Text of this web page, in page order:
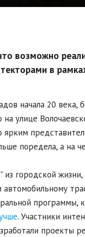
возможно
в
начала 20 века,
на улице
ярким
поредела, а на
из городской
программы,
. Участники
проекты